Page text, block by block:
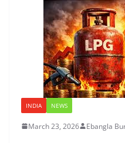
INDIA NEWS
March 23, 2026 Ebangla